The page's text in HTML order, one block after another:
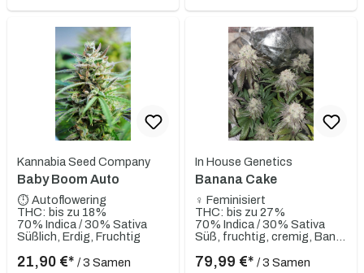
Kannabia Seed Company
Baby Boom Auto
⏱ Autoflowering
THC: bis zu 18%
70% Indica / 30% Sativa
Süßlich, Erdig, Fruchtig
21,90 €* / 3 Samen
In House Genetics
Banana Cake
♀ Feminisiert
THC: bis zu 27%
70% Indica / 30% Sativa
Süß, fruchtig, cremig, Banane, Vanille, erdig, gassy
79,99 €* / 3 Samen